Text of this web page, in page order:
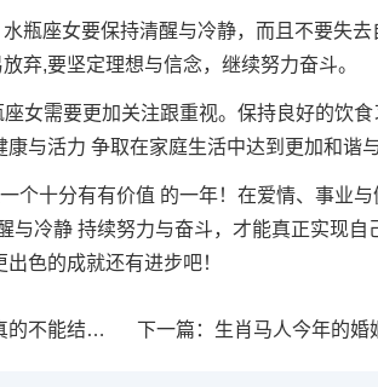
瓶座女要保持清醒与冷静，而且不要失
弃,要坚定理想与信念，继续努力奋斗。
女需要更加关注跟重视。保持良好的饮食
与活力 争取在家庭生活中达到更加和谐
个十分有有价值 的一年！在爱情、事业
与冷静 持续努力与奋斗，才能真正实现自
色的成就还有进步吧！
结婚吗知乎 下一篇： 生肖马人今年的婚姻,生